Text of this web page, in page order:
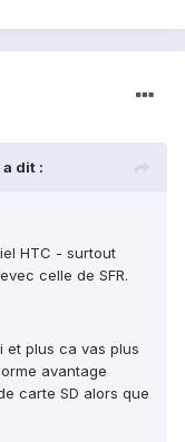
dit :
HTC - surtout
celle de SFR.
et plus ca vas plus
avantage
carte SD alors que